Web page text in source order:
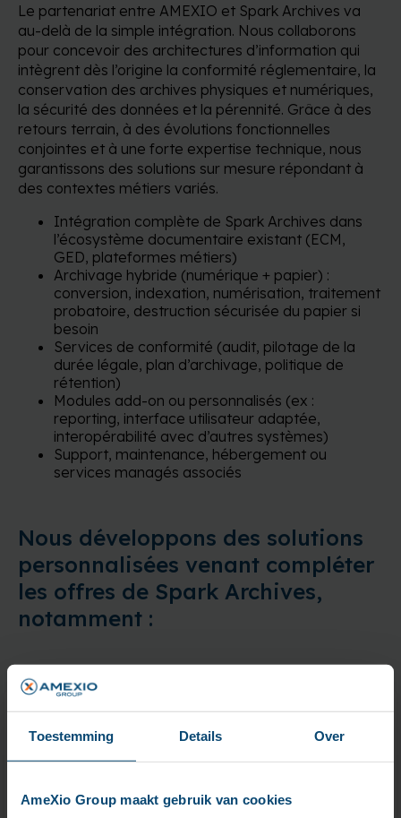
Toestemming Details Over
AmeXio Group maakt gebruik van cookies
Le partenariat entre AMEXIO et Spark Archives va
au-delà de la simple intégration. Nous collaborons
pour concevoir des architectures d’information qui
intègrent dès l’origine la conformité réglementaire, la
conservation des archives physiques et numériques,
la sécurité des données et la pérennité. Grâce à des
retours terrain, à des évolutions fonctionnelles
conjointes et à une forte expertise technique, nous
garantissons des solutions sur mesure répondant à
des contextes métiers variés.
Intégration complète de Spark Archives dans
l’écosystème documentaire existant (ECM,
GED, plateformes métiers)
Archivage hybride (numérique + papier) :
conversion, indexation, numérisation, traitement
probatoire, destruction sécurisée du papier si
besoin
Services de conformité (audit, pilotage de la
durée légale, plan d’archivage, politique de
rétention)
Modules add-on ou personnalisés (ex :
reporting, interface utilisateur adaptée,
interopérabilité avec d’autres systèmes)
Support, maintenance, hébergement ou
services managés associés
Nous développons des solutions
personnalisées venant compléter
les offres de Spark Archives,
notamment :
Amexio X-Render
de rendu